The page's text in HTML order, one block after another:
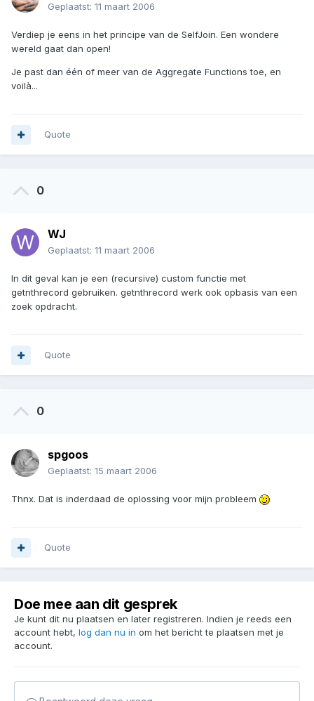
Geplaatst: 11 maart 2006
Verdiep je eens in het principe van de SelfJoin. Een wondere
wereld gaat dan open!
Je past dan één of meer van de Aggregate Functions toe, en
voilà...
Quote
0
WJ
Geplaatst: 11 maart 2006
In dit geval kan je een (recursive) custom functie met
getnthrecord gebruiken. getnthrecord werk ook opbasis van een
zoek opdracht.
Quote
0
spgoos
Geplaatst: 15 maart 2006
Thnx. Dat is inderdaad de oplossing voor mijn probleem
Quote
Doe mee aan dit gesprek
Je kunt dit nu plaatsen en later registreren. Indien je reeds een
account hebt, log dan nu in om het bericht te plaatsen met je
account.